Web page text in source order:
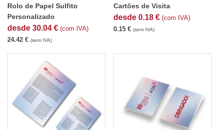
Rolo de Papel Sulfito
Personalizado
desde 30.04 € (com IVA)
24.42 € (sem IVA)
Cartões de Visita
desde 0.18 € (com IVA)
0.15 € (sem IVA)